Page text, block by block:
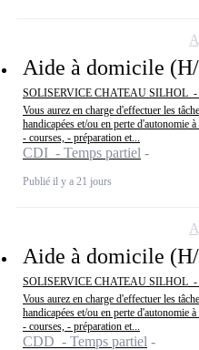
Aide à domicile
SOLISERVICE CHATEAU SILHOL -
Vous aurez en charge d'effectuer les
handicapées et/ou en perte d'autonomie
- courses, - préparation et...
CDI - Temps partiel
Publié il y a 21 jours
Aide à domicile
SOLISERVICE CHATEAU SILHOL -
Vous aurez en charge d'effectuer les
handicapées et/ou en perte d'autonomie
- courses, - préparation et...
CDD - Temps partiel